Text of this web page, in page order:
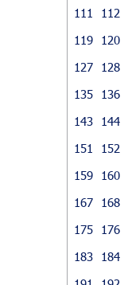
111
112
119
120
127
128
135
136
143
144
151
152
159
160
167
168
175
176
183
184